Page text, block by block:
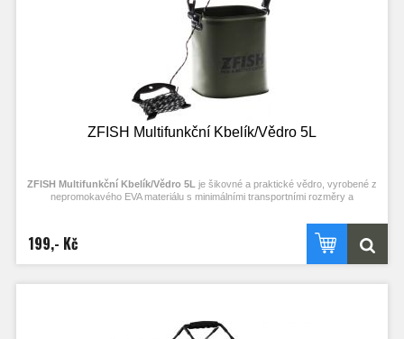
Délka provazu: 7m
ZFISH Multifunkční Kbelík/Vědro 5L
ZFISH Multifunkční Kbelík/Vědro 5L je šikovné a praktické vědro, vyrobené z
nepromokavého EVA materiálu s minimálními transportními rozměry a
Jeho využití oceníte zejména při polévání úlovků, při získávání a přenosu
užitkové vody a stoprocentně se hodí při přípravě krmení nebo skladování
čehokoli během pobytu u vody. Tato vědra jsou specifická a užitečná kvůli své
přelévání a dávkování vody ať už přes celou hranu, nebo díky rohu, který při
Rozměry: 18x18x20cm
199,- Kč